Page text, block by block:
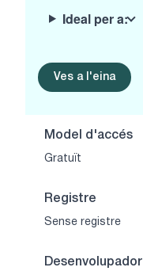
Ideal per a:
Ves a l'eina
Model d'accés
Gratuït
Registre
Sense registre
Desenvolupador